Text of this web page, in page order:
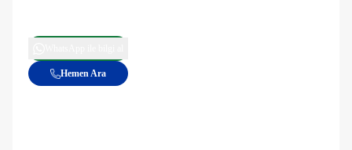
Hemen Ara